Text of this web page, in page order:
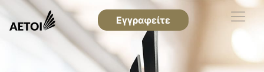
Εγγραφείτε